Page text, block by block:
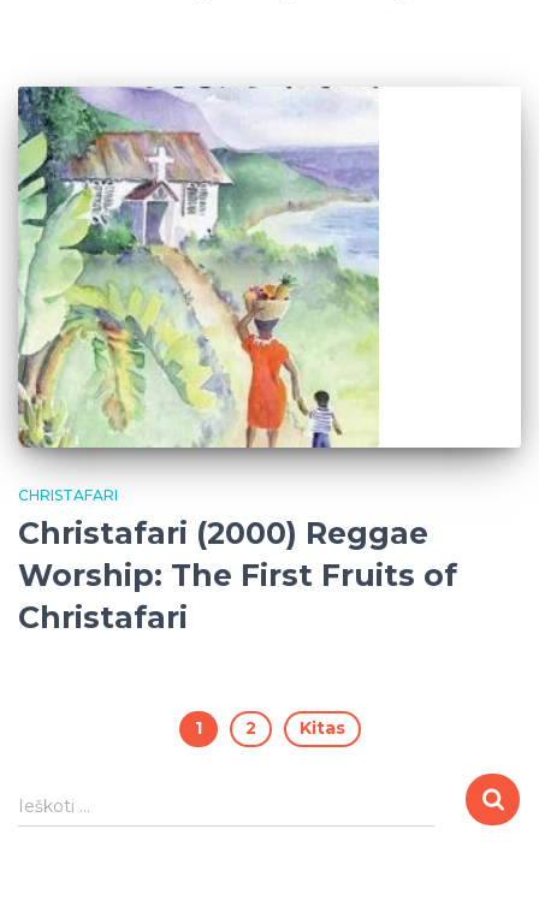
CHRISTAFARI
Christafari (2000) Reggae
Worship: The First Fruits of
Christafari
puslapiavimas
1 2 Kitas
I
e
Ieškoti …